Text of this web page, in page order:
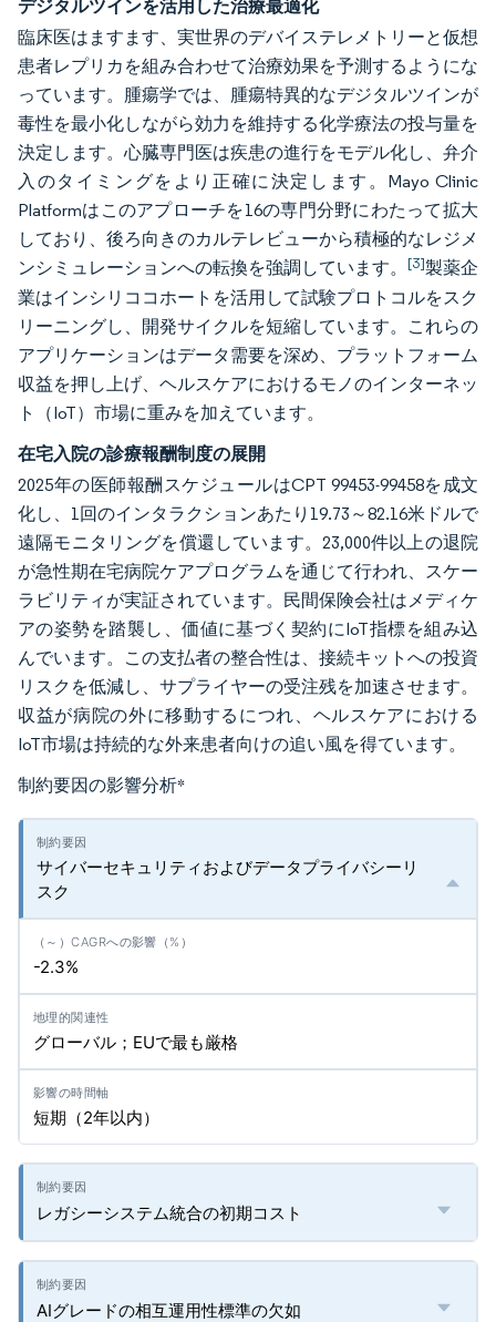
デジタルツインを活用した治療最適化
臨床医はますます、実世界のデバイステレメトリーと仮想
患者レプリカを組み合わせて治療効果を予測するようにな
っています。腫瘍学では、腫瘍特異的なデジタルツインが
毒性を最小化しながら効力を維持する化学療法の投与量を
決定します。心臓専門医は疾患の進行をモデル化し、弁介
入のタイミングをより正確に決定します。Mayo Clinic
Platformはこのアプローチを16の専門分野にわたって拡大
しており、後ろ向きのカルテレビューから積極的なレジメ
ンシミュレーションへの転換を強調しています。 [3]製薬企
業はインシリココホートを活用して試験プロトコルをスク
リーニングし、開発サイクルを短縮しています。これらの
アプリケーションはデータ需要を深め、プラットフォーム
収益を押し上げ、ヘルスケアにおけるモノのインターネッ
ト（IoT）市場に重みを加えています。
在宅入院の診療報酬制度の展開
2025年の医師報酬スケジュールはCPT 99453-99458を成文
化し、1回のインタラクションあたり19.73～82.16米ドルで
遠隔モニタリングを償還しています。23,000件以上の退院
が急性期在宅病院ケアプログラムを通じて行われ、スケー
ラビリティが実証されています。民間保険会社はメディケ
アの姿勢を踏襲し、価値に基づく契約にIoT指標を組み込
んでいます。この支払者の整合性は、接続キットへの投資
リスクを低減し、サプライヤーの受注残を加速させます。
収益が病院の外に移動するにつれ、ヘルスケアにおける
IoT市場は持続的な外来患者向けの追い風を得ています。
制約要因の影響分析*
サイバーセキュリティおよびデータプライバシーリ
スク
-2.3%
グローバル；EUで最も厳格
短期（2年以内）
レガシーシステム統合の初期コスト
AIグレードの相互運用性標準の欠如